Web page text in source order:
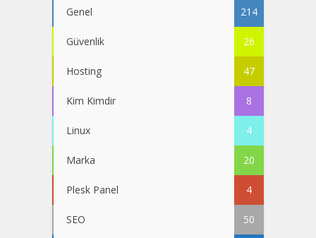
Genel 214
Güvenlik 26
Hosting 47
Kim Kimdir 8
Linux 4
Marka 20
Plesk Panel 4
SEO 50